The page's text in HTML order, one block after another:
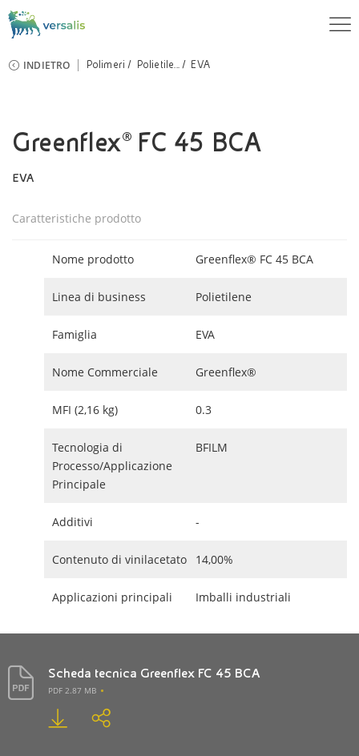
INDIETRO Polimeri Polietile... EVA
Greenflex® FC 45 BCA
EVA
Caratteristiche prodotto
Nome prodotto Greenflex® FC 45 BCA
Linea di business Polietilene
Famiglia EVA
Nome Commerciale Greenflex®
MFI (2,16 kg) 0.3
Tecnologia di
Processo/Applicazione
Principale
BFILM
Additivi -
Contenuto di vinilacetato 14,00%
Applicazioni principali Imballi industriali
Scheda tecnica Greenflex FC 45 BCA
PDF 2.87 MB